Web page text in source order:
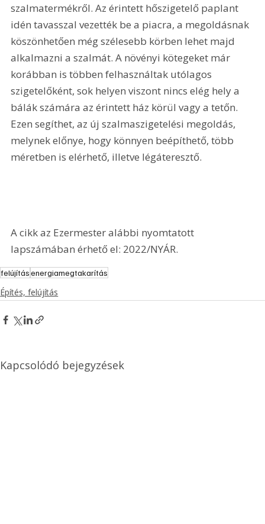
szalmatermékről. Az érintett hőszigetelő paplant
idén tavasszal vezették be a piacra, a megoldásnak
köszönhetően még szélesebb körben lehet majd
alkalmazni a szalmát. A növényi kötegeket már
korábban is többen felhasználtak utólagos
szigetelőként, sok helyen viszont nincs elég hely a
bálák számára az érintett ház körül vagy a tetőn.
Ezen segíthet, az új szalmaszigetelési megoldás,
melynek előnye, hogy könnyen beépíthető, több
méretben is elérhető, illetve légáteresztő.
A cikk az Ezermester alábbi nyomtatott
lapszámában érhető el: 2022/NYÁR.
felújításenergiamegtakarítás
Építés, felújítás
Kapcsolódó bejegyzések